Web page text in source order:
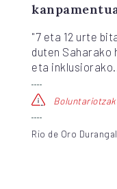
"7 eta 12 urte
duten Saharako
eta inklusiorako...
Rio de Oro